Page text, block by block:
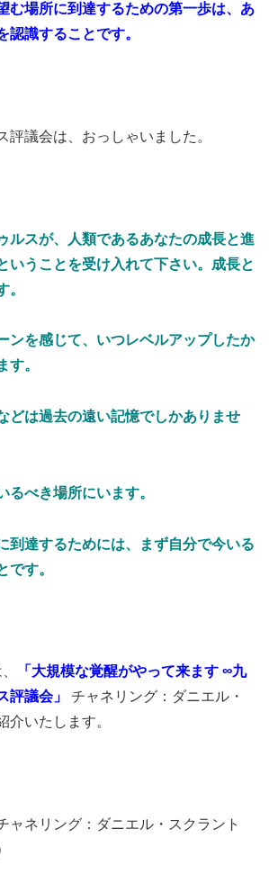
む場所に到達するための第一歩は、あ
認識することです。
評議会は、おっしゃいました。
ルスが、人類であるあなたの成長と進
いうことを受け入れて下さい。成長と
。
ンを感じて、いつレベルアップしたか
す。
どは過去の遠い記憶でしかありませ
るべき場所にいます。
到達するためには、まず自分で今いる
です。
「大規模な覚醒がやって来ます ∞九
評議会」
チャネリング：ダニエル・
介いたします。
ャネリング：ダニエル・スクラント